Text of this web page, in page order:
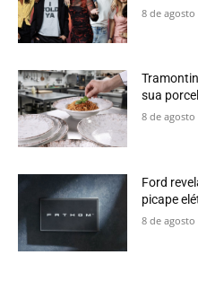
8 de agosto
sua
8 de agosto
Ford
picape
8 de agosto